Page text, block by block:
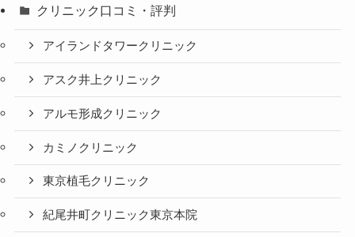
クリニック口コミ・評判
アイランドタワークリニック
アスク井上クリニック
アルモ形成クリニック
カミノクリニック
東京植毛クリニック
紀尾井町クリニック東京本院